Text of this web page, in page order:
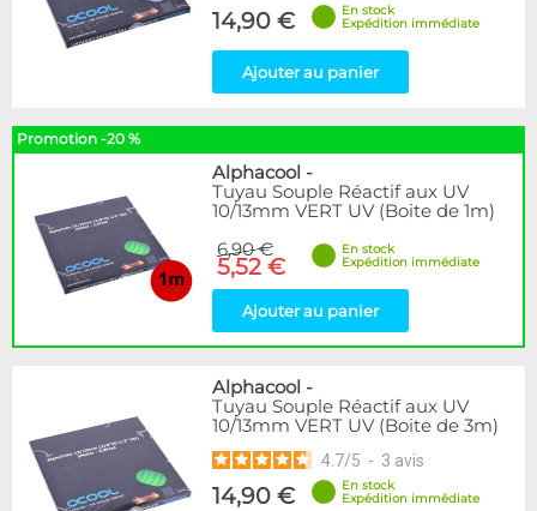
14,90 €
En stock
Expédition immédiate
Ajouter au panier
Promotion -20 %
Alphacool -
Tuyau Souple Réactif aux UV
10/13mm VERT UV (Boite de 1m)
6,90 €
5,52 €
En stock
Expédition immédiate
Ajouter au panier
Alphacool -
Tuyau Souple Réactif aux UV
10/13mm VERT UV (Boite de 3m)
4.7/5 - 3 avis
14,90 €
En stock
Expédition immédiate